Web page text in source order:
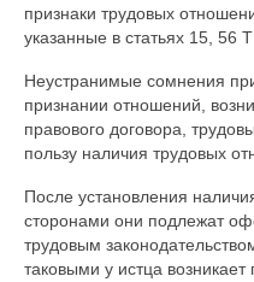
признаки трудовых
указанные в статьях 15, 56
Неустранимые сомнения
признании отношений,
правового договора,
пользу наличия трудовых
После установления
сторонами они подлежат
трудовым
таковыми у истца возникает